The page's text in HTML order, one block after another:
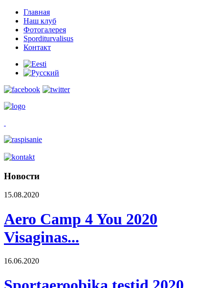
Главная
Наш клуб
Фотогалерея
Sporditurvalisus
Контакт
Новости
15.08.2020
Aero Camp 4 You 2020
Visaginas...
16.06.2020